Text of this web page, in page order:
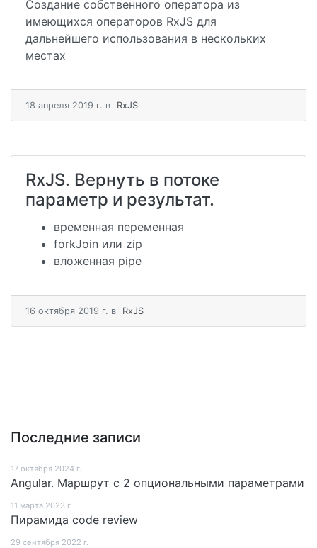
Последние записи
17 октября 2024 г.
Angular. Маршрут c 2 опциональными параметрами
11 мартa 2023 г.
Пирамида code review
29 сентября 2022 г.
Создание собственного оператора из
имеющихся операторов RxJS для
дальнейшего использования в нескольких
местах
18 апреля 2019 г. в RxJS
RxJS. Вернуть в потоке
параметр и результат.
временная переменная
forkJoin или zip
вложенная pipe
16 октября 2019 г. в RxJS